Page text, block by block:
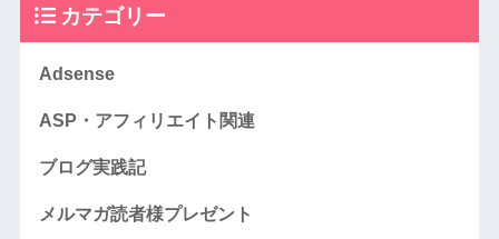
カテゴリー
Adsense
ASP・アフィリエイト関連
ブログ実践記
メルマガ読者様プレゼント